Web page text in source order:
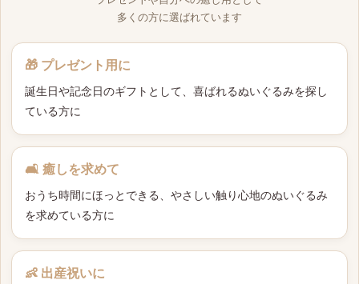
多くの方に選ばれています
🎁 プレゼント用に
誕生日や記念日のギフトとして、喜ばれるぬいぐるみを探し
ている方に
🛋 癒しを求めて
おうち時間にほっとできる、やさしい触り心地のぬいぐるみ
を求めている方に
👶 出産祝いに